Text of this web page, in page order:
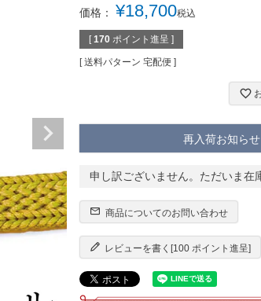
価格： ¥18,700税込
[ 170 ポイント進呈 ]
送料パターン 宅配便
再入荷お知らせ
申し訳ございません。ただいま在
商品についてのお問い合わせ
レビューを書く[100 ポイント進呈]